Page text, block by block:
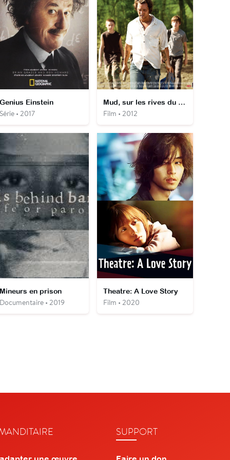
Einstein
• 2017
Mud, sur les rives du Mississippi
Film • 2012
en prison
• 2019
Theatre: A Love Story
Film • 2020
SUPPORT